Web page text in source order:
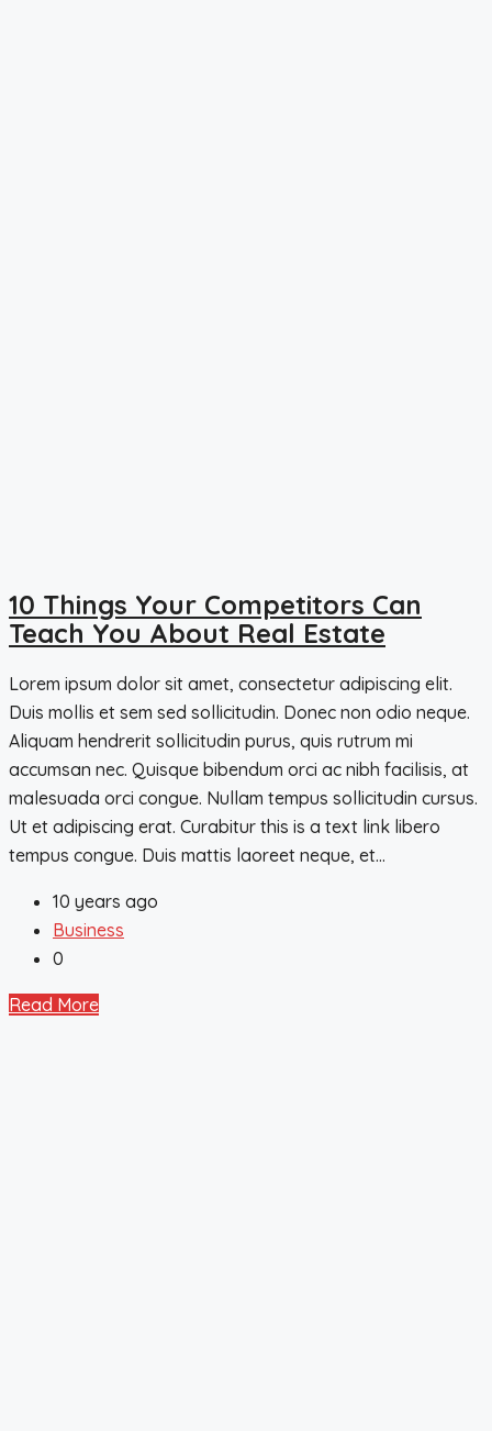
10 Things Your Competitors Can
Teach You About Real Estate
Lorem ipsum dolor sit amet, consectetur adipiscing elit.
Duis mollis et sem sed sollicitudin. Donec non odio neque.
Aliquam hendrerit sollicitudin purus, quis rutrum mi
accumsan nec. Quisque bibendum orci ac nibh facilisis, at
malesuada orci congue. Nullam tempus sollicitudin cursus.
Ut et adipiscing erat. Curabitur this is a text link libero
tempus congue. Duis mattis laoreet neque, et...
10 years ago
Business
0
Read More